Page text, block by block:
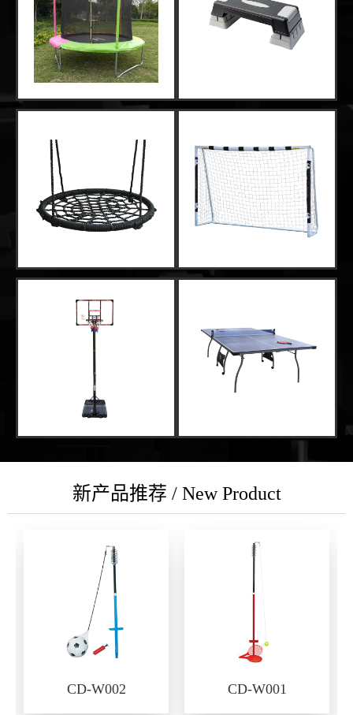
新产品推荐 / New Product
CD-W002 CD-W001